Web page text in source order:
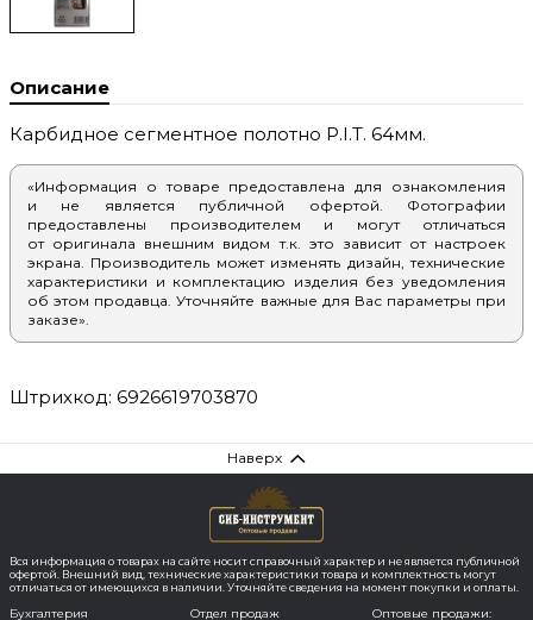
Штрихкод: 6926619703870
Описание
Карбидное сегментное полотно P.I.T. 64мм.
«Информация о товаре предоставлена для ознакомления
и не является публичной офертой. Фотографии
предоставлены производителем и могут отличаться
от оригинала внешним видом т.к. это зависит от настроек
экрана. Производитель может изменять дизайн, технические
характеристики и комплектацию изделия без уведомления
об этом продавца. Уточняйте важные для Вас параметры при
заказе».
Наверх
Вся информация о товарах на сайте носит справочный характер и не является публичной
офертой. Внешний вид, технические характеристики товара и комплектность могут
отличаться от имеющихся в наличии. Уточняйте сведения на момент покупки и оплаты.
Бухгалтерия Отдел продаж Оптовые продажи: